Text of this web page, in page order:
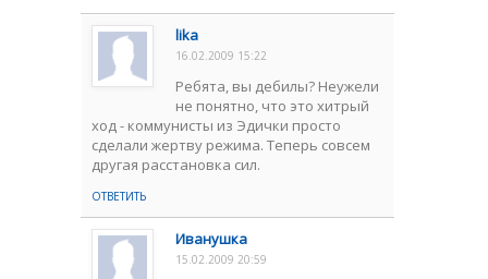
lika
16.02.2009 15:22
Ребята, вы дебилы? Неужели
не понятно, что это хитрый
ход - коммунисты из Эдички просто
сделали жертву режима. Теперь совсем
другая расстановка сил.
ОТВЕТИТЬ
Иванушка
15.02.2009 20:59